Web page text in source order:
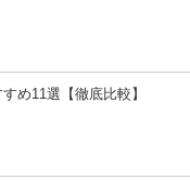
め11選【徹底比較】